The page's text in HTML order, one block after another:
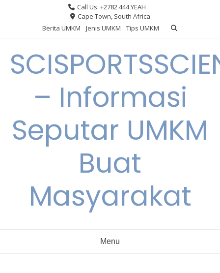
Call Us: +2782 444 YEAH
Cape Town, South Africa
Berita UMKM
Jenis UMKM Tips UMKM
– Informasi
Seputar UMKM
Buat
Masyarakat
Menu